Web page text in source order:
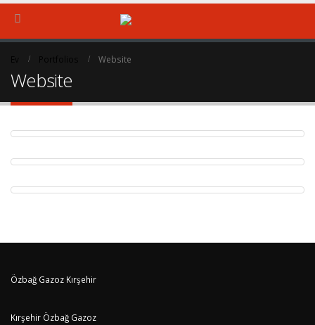
Website
Website
WIDE SLIDER
Website
FULL WIDTH SLIDER
Website
CAROUSEL
Website
Özbağ Gazoz Kırşehir
Kırşehir Özbağ Gazoz